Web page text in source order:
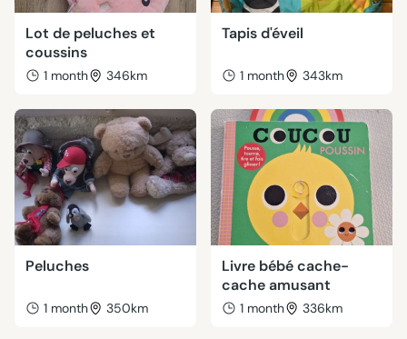
Lot de peluches et
coussins
1 month 346km
Tapis d'éveil
1 month 343km
Peluches
1 month 350km
Livre bébé cache-
cache amusant
1 month 336km